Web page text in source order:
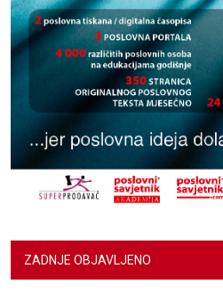
ZADNJE OBJAVLJENO